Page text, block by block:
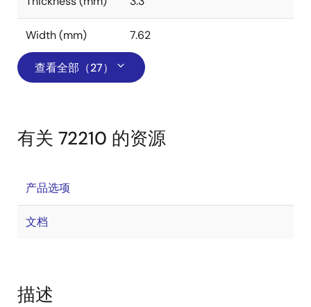
Width (mm) 7.62
查看全部（27）
有关 72210 的资源
产品选项
文档
描述